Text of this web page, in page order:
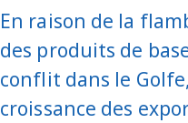
En raison de la
des produits de
conflit dans le
croissance des